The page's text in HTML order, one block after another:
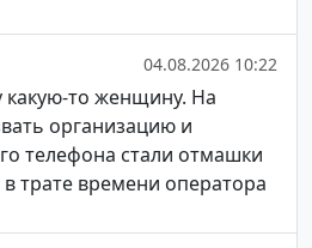
04.08.2026 10:22
какую-то женщину. На
организацию и
телефона стали отмашки
трате времени оператора